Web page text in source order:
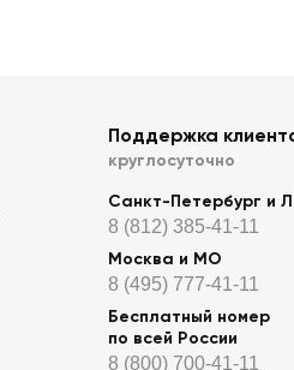
Поддержка
круглосуточно
Санкт-Петербург и
8 (812) 385-41-11
Москва и МО
8 (495) 777-41-11
Бесплатный номер
по всей России
8 (800) 700-41-11